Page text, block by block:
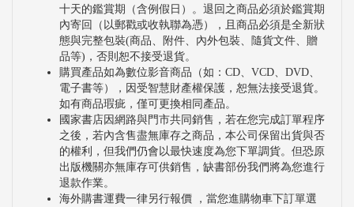
十天的鑑賞期（含例假日）。退回之商品必須於鑑賞期
內寄回（以郵戳或收執聯為憑），且商品必須是全新狀
態與完整包裝(商品、附件、內外包裝、隨貨文件、贈
品等)，否則恕不接受退貨。
購買產品如為數位影音商品（如：CD、VCD、DVD、
電子書等），因受智慧財產權保護，恕無法接受退貨。
如有商品瑕疵，僅可更換相同產品。
國家書店因網路與門市共同銷售，若在您完成訂單程序
之後，若內含售盡無庫存之商品，本公司保留出貨與否
的權利，但我們仍會以最快速度為您下單調貨。但恐原
出版機關亦無庫存可供銷售，缺書部份我們將為您進行
退款作業。
海外購書運費一律另行報價 ，當您進購物車下訂單選